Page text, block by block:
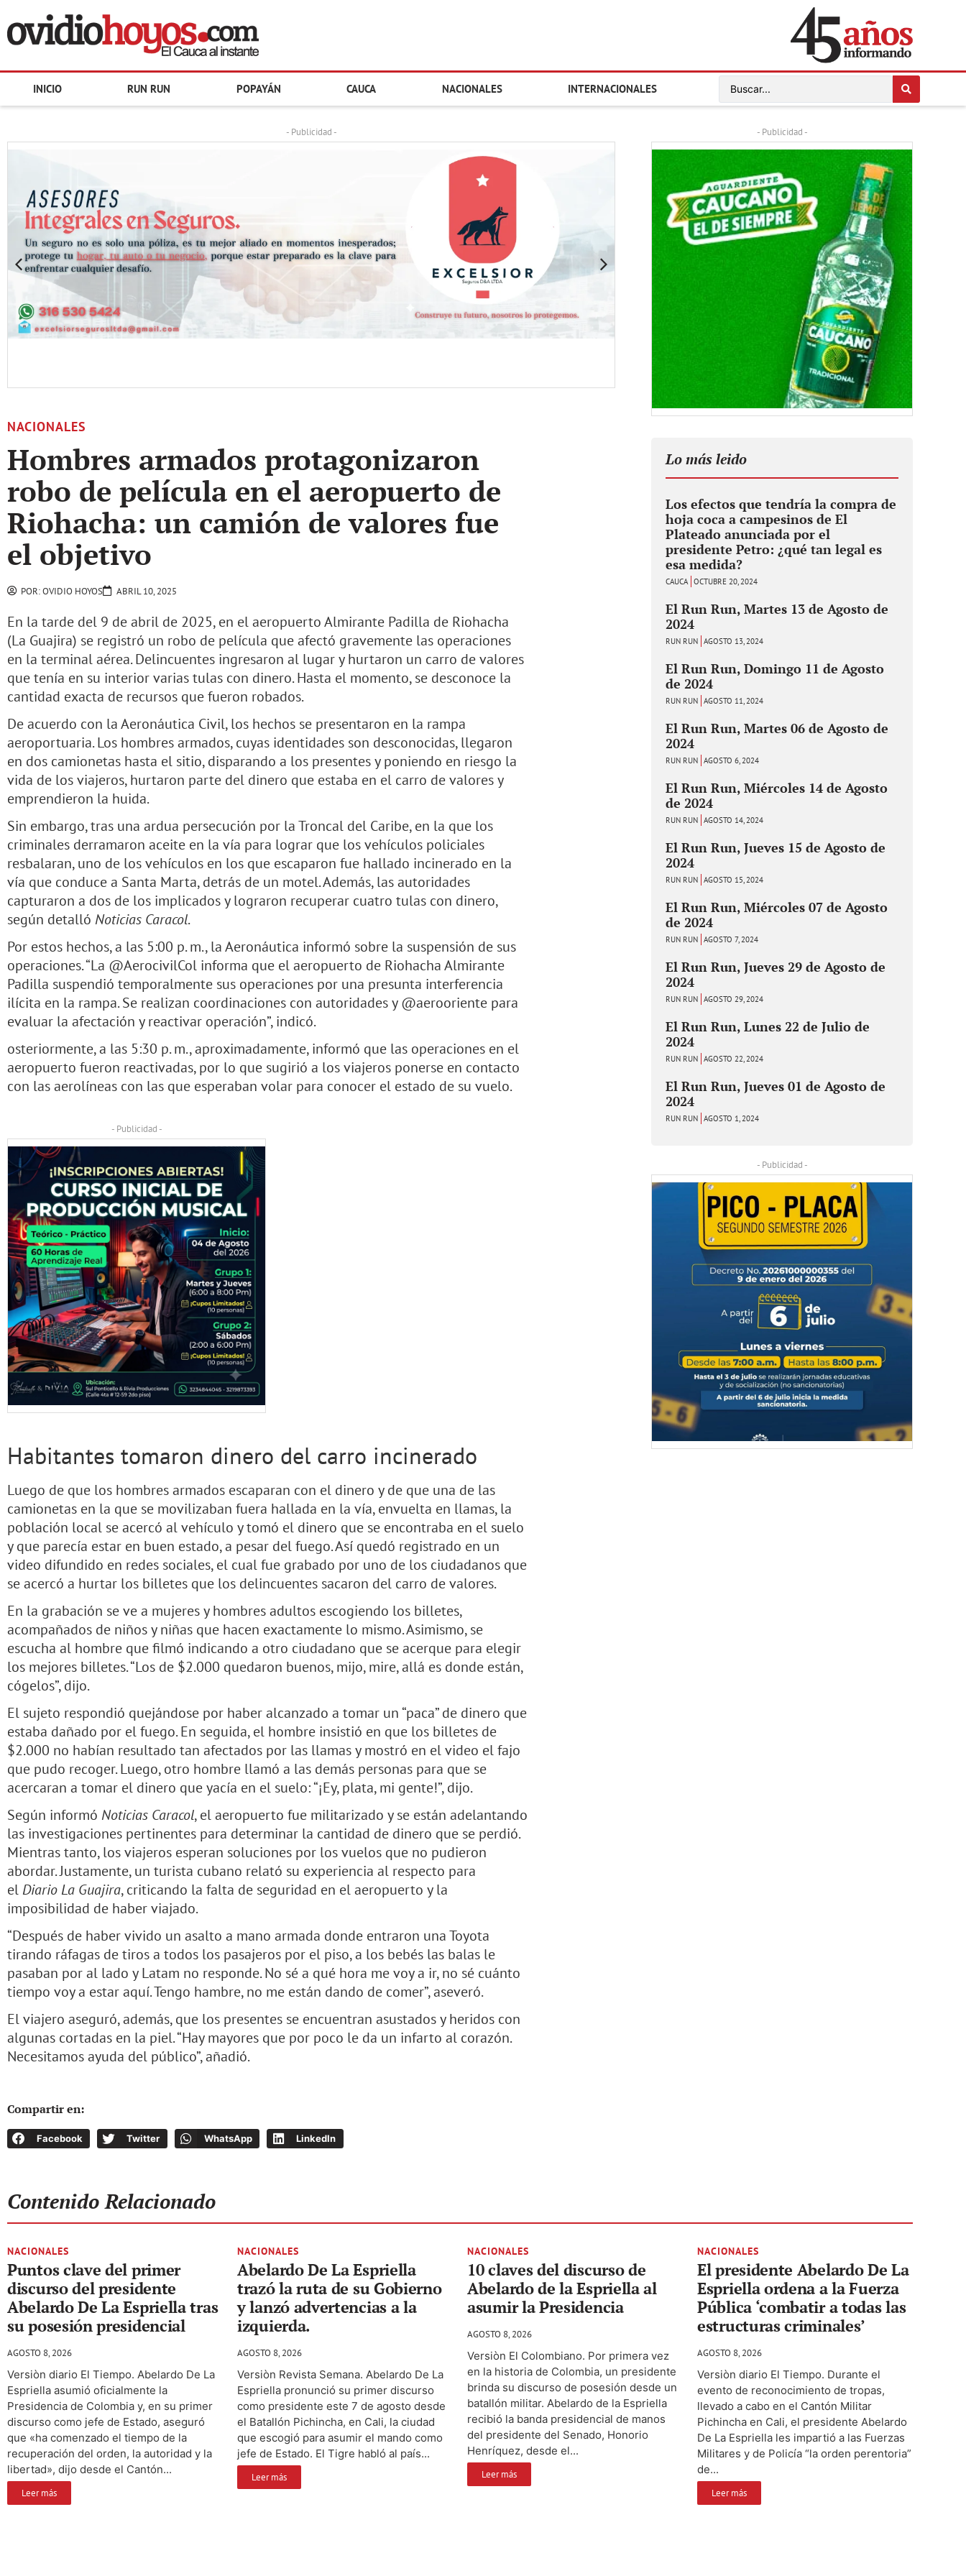
INICIO RUN RUN POPAYÁN CAUCA NACIONALES INTERNACIONALES
- Publicidad -
NACIONALES
Hombres armados protagonizaron
robo de película en el aeropuerto de
Riohacha: un camión de valores fue
el objetivo
POR:OVIDIO HOYOS ABRIL 10, 2025
En la tarde del 9 de abril de 2025, en el aeropuerto Almirante Padilla de Riohacha
(La Guajira) se registró un robo de película que afectó gravemente las operaciones
en la terminal aérea. Delincuentes ingresaron al lugar y hurtaron un carro de valores
que tenía en su interior varias tulas con dinero. Hasta el momento, se desconoce la
cantidad exacta de recursos que fueron robados.
De acuerdo con la Aeronáutica Civil, los hechos se presentaron en la rampa
aeroportuaria. Los hombres armados, cuyas identidades son desconocidas, llegaron
en dos camionetas hasta el sitio, disparando a los presentes y poniendo en riesgo la
vida de los viajeros, hurtaron parte del dinero que estaba en el carro de valores y
emprendieron la huida.
Sin embargo, tras una ardua persecución por la Troncal del Caribe, en la que los
criminales derramaron aceite en la vía para lograr que los vehículos policiales
resbalaran, uno de los vehículos en los que escaparon fue hallado incinerado en la
vía que conduce a Santa Marta, detrás de un motel. Además, las autoridades
capturaron a dos de los implicados y lograron recuperar cuatro tulas con dinero,
según detalló Noticias Caracol.
Por estos hechos, a las 5:00 p. m., la Aeronáutica informó sobre la suspensión de sus
operaciones. “La @AerocivilCol informa que el aeropuerto de Riohacha Almirante
Padilla suspendió temporalmente sus operaciones por una presunta interferencia
ilícita en la rampa. Se realizan coordinaciones con autoridades y @aerooriente para
evaluar la afectación y reactivar operación”, indicó.
osteriormente, a las 5:30 p. m., aproximadamente, informó que las operaciones en el
aeropuerto fueron reactivadas, por lo que sugirió a los viajeros ponerse en contacto
con las aerolíneas con las que esperaban volar para conocer el estado de su vuelo.
- Publicidad -
Habitantes tomaron dinero del carro incinerado
Luego de que los hombres armados escaparan con el dinero y de que una de las
camionetas en la que se movilizaban fuera hallada en la vía, envuelta en llamas, la
población local se acercó al vehículo y tomó el dinero que se encontraba en el suelo
y que parecía estar en buen estado, a pesar del fuego. Así quedó registrado en un
video difundido en redes sociales, el cual fue grabado por uno de los ciudadanos que
se acercó a hurtar los billetes que los delincuentes sacaron del carro de valores.
En la grabación se ve a mujeres y hombres adultos escogiendo los billetes,
acompañados de niños y niñas que hacen exactamente lo mismo. Asimismo, se
escucha al hombre que filmó indicando a otro ciudadano que se acerque para elegir
los mejores billetes. “Los de $2.000 quedaron buenos, mijo, mire, allá es donde están,
cógelos”, dijo.
El sujeto respondió quejándose por haber alcanzado a tomar un “paca” de dinero que
estaba dañado por el fuego. En seguida, el hombre insistió en que los billetes de
$2.000 no habían resultado tan afectados por las llamas y mostró en el video el fajo
que pudo recoger. Luego, otro hombre llamó a las demás personas para que se
acercaran a tomar el dinero que yacía en el suelo: “¡Ey, plata, mi gente!”, dijo.
Según informó Noticias Caracol, el aeropuerto fue militarizado y se están adelantando
las investigaciones pertinentes para determinar la cantidad de dinero que se perdió.
Mientras tanto, los viajeros esperan soluciones por los vuelos que no pudieron
abordar. Justamente, un turista cubano relató su experiencia al respecto para
el Diario La Guajira, criticando la falta de seguridad en el aeropuerto y la
imposibilidad de haber viajado.
“Después de haber vivido un asalto a mano armada donde entraron una Toyota
tirando ráfagas de tiros a todos los pasajeros por el piso, a los bebés las balas le
pasaban por al lado y Latam no responde. No sé a qué hora me voy a ir, no sé cuánto
tiempo voy a estar aquí. Tengo hambre, no me están dando de comer”, aseveró.
El viajero aseguró, además, que los presentes se encuentran asustados y heridos con
algunas cortadas en la piel. “Hay mayores que por poco le da un infarto al corazón.
Necesitamos ayuda del público”, añadió.
Compartir en:
Facebook Twitter WhatsApp LinkedIn
- Publicidad -
Lo más leido
Los efectos que tendría la compra de
hoja coca a campesinos de El
Plateado anunciada por el
presidente Petro: ¿qué tan legal es
esa medida?
CAUCA OCTUBRE 20, 2024
El Run Run, Martes 13 de Agosto de
2024
RUN RUN AGOSTO 13, 2024
El Run Run, Domingo 11 de Agosto
de 2024
RUN RUN AGOSTO 11, 2024
El Run Run, Martes 06 de Agosto de
2024
RUN RUN AGOSTO 6, 2024
El Run Run, Miércoles 14 de Agosto
de 2024
RUN RUN AGOSTO 14, 2024
El Run Run, Jueves 15 de Agosto de
2024
RUN RUN AGOSTO 15, 2024
El Run Run, Miércoles 07 de Agosto
de 2024
RUN RUN AGOSTO 7, 2024
El Run Run, Jueves 29 de Agosto de
2024
RUN RUN AGOSTO 29, 2024
El Run Run, Lunes 22 de Julio de
2024
RUN RUN AGOSTO 22, 2024
El Run Run, Jueves 01 de Agosto de
2024
RUN RUN AGOSTO 1, 2024
- Publicidad -
Contenido Relacionado
NACIONALES
Puntos clave del primer
discurso del presidente
Abelardo De La Espriella tras
su posesión presidencial
AGOSTO 8, 2026
Versiòn diario El Tiempo. Abelardo De La
Espriella asumió oficialmente la
Presidencia de Colombia y, en su primer
discurso como jefe de Estado, aseguró
que «ha comenzado el tiempo de la
recuperación del orden, la autoridad y la
libertad», dijo desde el Cantón...
Leer más
NACIONALES
Abelardo De La Espriella
trazó la ruta de su Gobierno
y lanzó advertencias a la
izquierda.
AGOSTO 8, 2026
Versiòn Revista Semana. Abelardo De La
Espriella pronunció su primer discurso
como presidente este 7 de agosto desde
el Batallón Pichincha, en Cali, la ciudad
que escogió para asumir el mando como
jefe de Estado. El Tigre habló al país...
Leer más
NACIONALES
10 claves del discurso de
Abelardo de la Espriella al
asumir la Presidencia
AGOSTO 8, 2026
Versiòn El Colombiano. Por primera vez
en la historia de Colombia, un presidente
brinda su discurso de posesión desde un
batallón militar. Abelardo de la Espriella
recibió la banda presidencial de manos
del presidente del Senado, Honorio
Henríquez, desde el...
Leer más
NACIONALES
El presidente Abelardo De La
Espriella ordena a la Fuerza
Pública ‘combatir a todas las
estructuras criminales’
AGOSTO 8, 2026
Versiòn diario El Tiempo. Durante el
evento de reconocimiento de tropas,
llevado a cabo en el Cantón Militar
Pichincha en Cali, el presidente Abelardo
De La Espriella les impartió a las Fuerzas
Militares y de Policía “la orden perentoria”
de...
Leer más